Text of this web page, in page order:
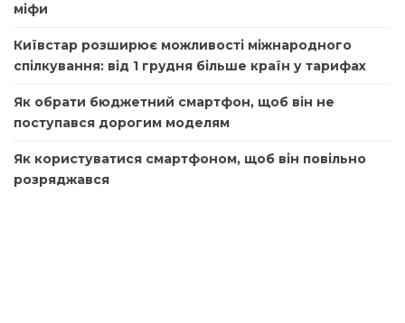
міфи
Київстар розширює можливості міжнародного
спілкування: від 1 грудня більше країн у тарифах
Як обрати бюджетний смартфон, щоб він не
поступався дорогим моделям
Як користуватися смартфоном, щоб він повільно
розряджався